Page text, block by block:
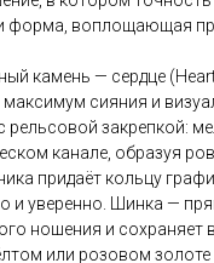
и форма, воплощающая
камень — сердце
сияния и
рельсовой закрепкой:
канале, образуя
придаёт кольцу
и уверенно. Шинка —
ношения и
или розовом золоте